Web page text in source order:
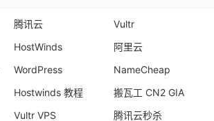
腾讯云
Vultr
HostWinds
阿里云
WordPress
NameCheap
Hostwinds 教程
搬瓦工 CN2 GIA
Vultr VPS
腾讯云秒杀